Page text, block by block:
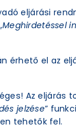
eljárási
Meghirdetéssel
érhető el az
Az eljárás
jelzése”
tehetők fel.